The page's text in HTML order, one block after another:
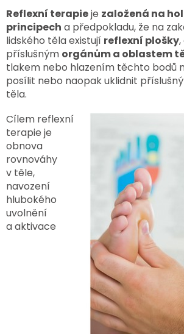
Reflexní terapieje založená na
principech a předpokladu, že na
lidského těla existují reflexní plošky
příslušným orgánům a oblastem
tlakem nebo hlazením těchto bodů
posílit nebo naopak uklidnit
těla.
Cílem reflexní
terapie je
obnova
rovnováhy
v těle,
navození
hlubokého
uvolnění
a aktivace